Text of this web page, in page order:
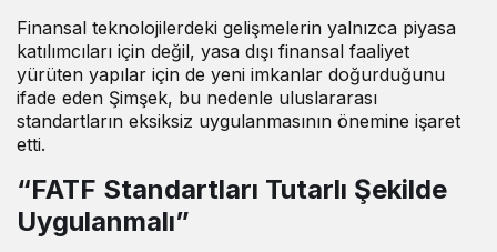
Finansal teknolojilerdeki gelişmelerin yalnızca piyasa
katılımcıları için değil, yasa dışı finansal faaliyet
yürüten yapılar için de yeni imkanlar doğurduğunu
ifade eden Şimşek, bu nedenle uluslararası
standartların eksiksiz uygulanmasının önemine işaret
etti.
“FATF Standartları Tutarlı Şekilde
Uygulanmalı”